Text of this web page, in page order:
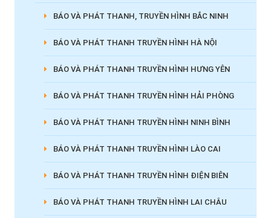
BÁO VÀ PHÁT THANH, TRUYỀN HÌNH BẮC NINH
BÁO VÀ PHÁT THANH TRUYỀN HÌNH HÀ NỘI
BÁO VÀ PHÁT THANH TRUYỀN HÌNH HƯNG YÊN
BÁO VÀ PHÁT THANH TRUYỀN HÌNH HẢI PHÒNG
BÁO VÀ PHÁT THANH TRUYỀN HÌNH NINH BÌNH
BÁO VÀ PHÁT THANH TRUYỀN HÌNH LÀO CAI
BÁO VÀ PHÁT THANH TRUYỀN HÌNH ĐIỆN BIÊN
BÁO VÀ PHÁT THANH TRUYỀN HÌNH LAI CHÂU